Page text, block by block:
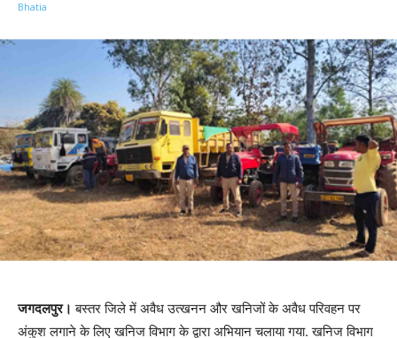
जगदलपुर। बस्तर जिले में अवैध उत्खनन और खनिजों के अवैध परिवहन पर
अंकुश लगाने के लिए खनिज विभाग के द्वारा अभियान चलाया गया. खनिज विभाग